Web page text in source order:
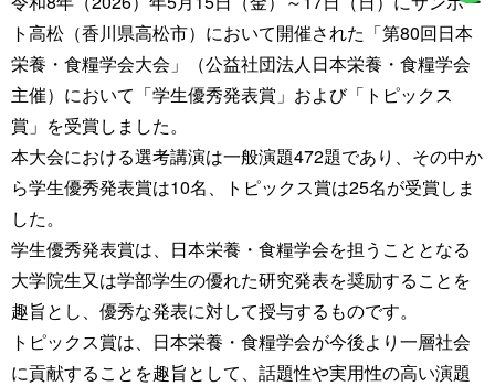
ト高松（香川県高松市）において開催された「第80回日本
栄養・食糧学会大会」（公益社団法人日本栄養・食糧学会
主催）において「学生優秀発表賞」および「トピックス
賞」を受賞しました。
本大会における選考講演は一般演題472題であり、その中か
ら学生優秀発表賞は10名、トピックス賞は25名が受賞しま
した。
学生優秀発表賞は、日本栄養・食糧学会を担うこととなる
大学院生又は学部学生の優れた研究発表を奨励することを
趣旨とし、優秀な発表に対して授与するものです。
トピックス賞は、日本栄養・食糧学会が今後より一層社会
に貢献することを趣旨として、話題性や実用性の高い演題